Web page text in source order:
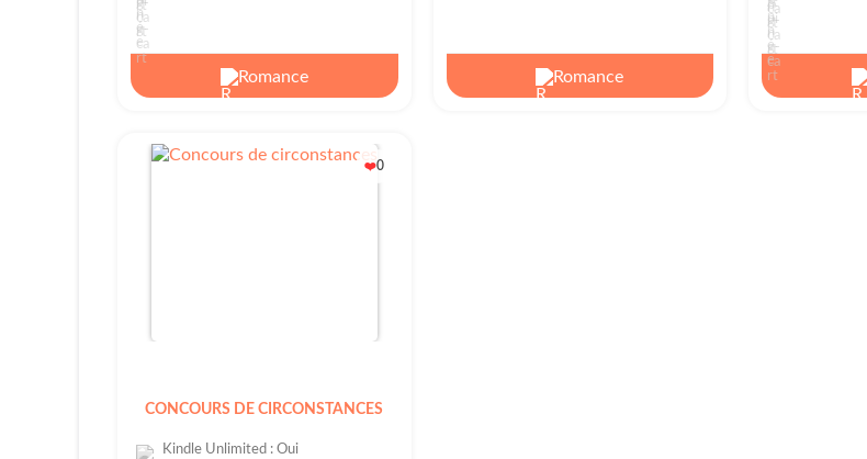
Romance Romance
❤️0
CONCOURS DE CIRCONSTANCES
Kindle Unlimited : Oui